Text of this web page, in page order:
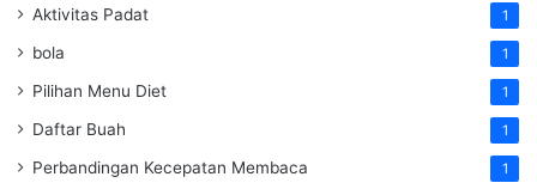
Aktivitas Padat 1
bola 1
Pilihan Menu Diet 1
Daftar Buah 1
Perbandingan Kecepatan Membaca 1